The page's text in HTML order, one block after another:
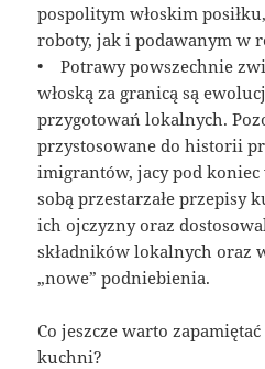
pospolitym włoskim
roboty, jak i podawanym w
• Potrawy powszechnie
włoską za granicą są
przygotowań lokalnych.
przystosowane do historii
imigrantów, jacy pod
sobą przestarzałe przepisy
ich ojczyzny oraz
składników lokalnych oraz
„nowe” podniebienia.
Co jeszcze warto
kuchni?